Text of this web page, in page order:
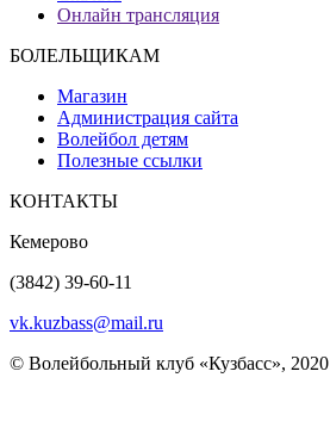
Онлайн трансляция
БОЛЕЛЬЩИКАМ
Магазин
Администрация сайта
Волейбол детям
Полезные ссылки
КОНТАКТЫ
Кемерово
(3842) 39-60-11
vk.kuzbass@mail.ru
© Волейбольный клуб «Кузбасс», 2020